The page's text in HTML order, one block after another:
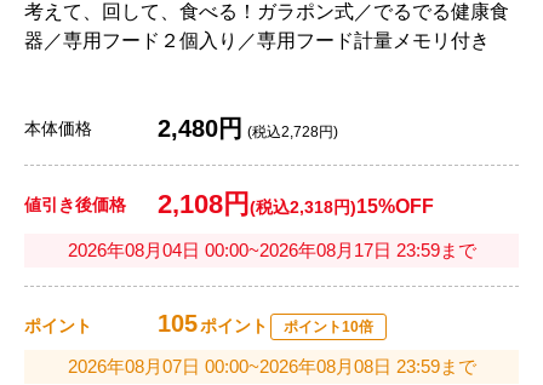
考えて、回して、食べる！ガラポン式／でるでる健康食
器／専用フード２個入り／専用フード計量メモリ付き
本体価格 2,480円 (税込2,728円)
値引き後価格 2,108円 (税込2,318円)15%OFF
2026年08月04日 00:00~2026年08月17日 23:59まで
ポイント 105ポイント ポイント10倍
2026年08月07日 00:00~2026年08月08日 23:59まで